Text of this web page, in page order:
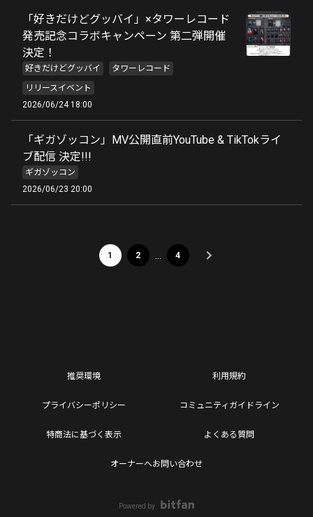
「好きだけどグッバイ」×タワーレコード
発売記念コラボキャンペーン 第二弾開催
決定！
好きだけどグッバイ
タワーレコード
リリースイベント
2026/06/24 18:00
「ギガゾッコン」MV公開直前YouTube & TikTokライ
ブ配信 決定!!!
ギガゾッコン
2026/06/23 20:00
1 2 4
推奨環境 利用規約
プライバシーポリシー コミュニティガイドライン
特商法に基づく表示 よくある質問
オーナーへお問い合わせ
Powered by